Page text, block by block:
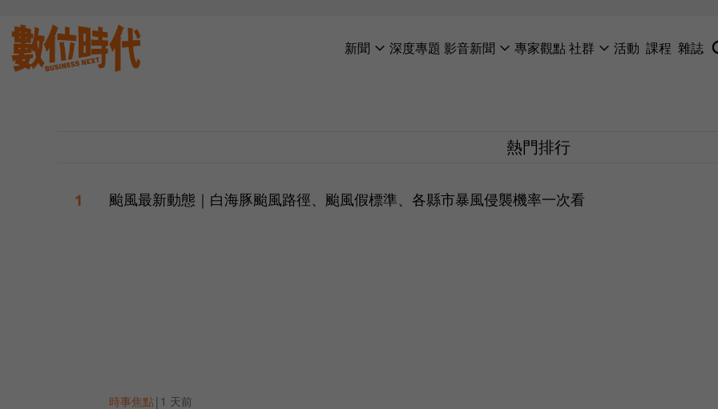
新聞 深度專題 影音新聞 專家觀點社群 活動 課程 雜誌
熱門排行
1 颱風最新動態｜白海豚颱風路徑、颱風假標準、各縣市暴風侵襲機率一次看
時事焦點| 1 天前